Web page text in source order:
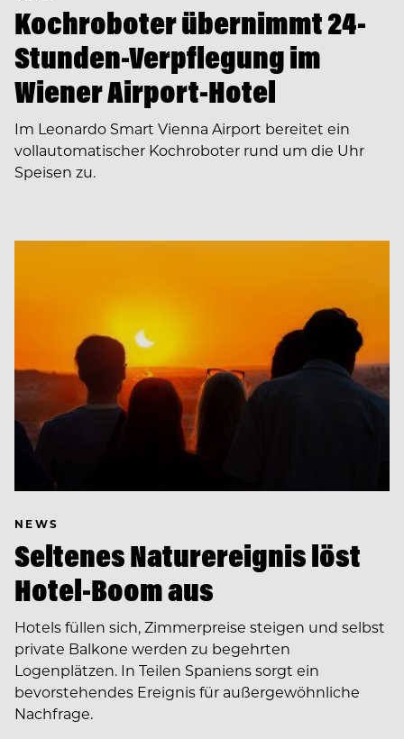
Kochroboter übernimmt 24-
Stunden-Verpflegung im
Wiener Airport-Hotel
Im Leonardo Smart Vienna Airport bereitet ein
vollautomatischer Kochroboter rund um die Uhr
Speisen zu.
NEWS
Seltenes Naturereignis löst
Hotel-Boom aus
Hotels füllen sich, Zimmerpreise steigen und selbst
private Balkone werden zu begehrten
Logenplätzen. In Teilen Spaniens sorgt ein
bevorstehendes Ereignis für außergewöhnliche
Nachfrage.